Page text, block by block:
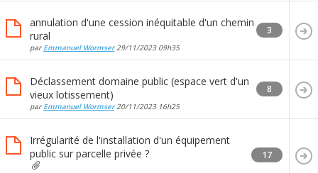
annulation d'une cession inéquitable d'un chemin
rural
par Emmanuel Wormser29/11/2023 09h35
3
Déclassement domaine public (espace vert d'un
vieux lotissement)
par Emmanuel Wormser20/11/2023 16h25
8
Irrégularité de l'installation d'un équipement
public sur parcelle privée ?
17